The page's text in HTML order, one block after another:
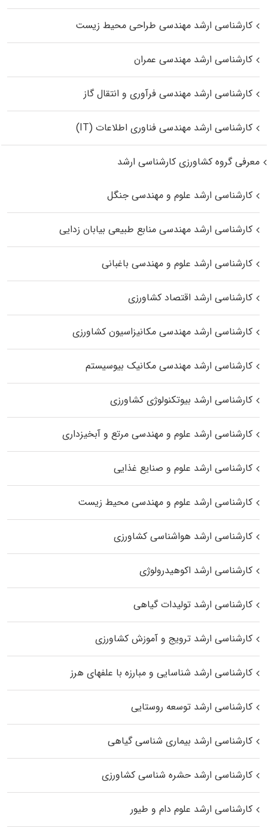
کارشناسی ارشد مهندسی طراحی محیط زیست
کارشناسی ارشد مهندسی عمران
کارشناسی ارشد مهندسی فرآوری و انتقال گاز
کارشناسی ارشد مهندسی فناوری اطلاعات (IT)
معرفی گروه کشاورزی کارشناسی ارشد
کارشناسی ارشد علوم و مهندسی جنگل
کارشناسی ارشد مهندسی منابع طبیعی بیابان زدایی
کارشناسی ارشد علوم و مهندسی باغبانی
کارشناسی ارشد اقتصاد کشاورزی
کارشناسی ارشد مهندسی مکانیزاسیون کشاورزی
کارشناسی ارشد مهندسی مکانیک بیوسیستم
کارشناسی ارشد بیوتکنولوژی کشاورزی
کارشناسی ارشد علوم و مهندسی مرتع و آبخیزداری
کارشناسی ارشد علوم و صنایع غذایی
کارشناسی ارشد علوم و مهندسی محیط زیست
کارشناسی ارشد هواشناسی کشاورزی
کارشناسی ارشد اکوهیدرولوژی
کارشناسی ارشد تولیدات گیاهی
کارشناسی ارشد ترویج و آموزش کشاورزی
کارشناسی ارشد شناسایی و مبارزه با علفهای هرز
کارشناسی ارشد توسعه روستایی
کارشناسی ارشد بیماری‌ شناسی گیاهی
کارشناسی ارشد حشره‌ شناسی کشاورزی
کارشناسی ارشد علوم دام و طیور